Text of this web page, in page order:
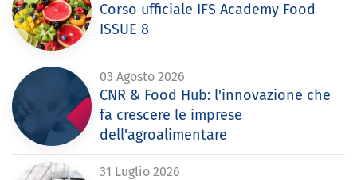
Corso ufficiale IFS Academy Food
ISSUE 8
03 Agosto 2026
CNR & Food Hub: l'innovazione che
fa crescere le imprese
dell'agroalimentare
31 Luglio 2026